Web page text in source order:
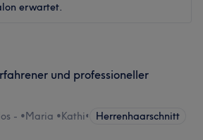
erwartet.
und professioneller
- •Maria •Kathi• Herrenhaarschnitt